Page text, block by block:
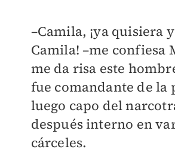
–Camila, ¡ya quisiera
Camila! –me confiesa
me da risa este
fue comandante de la
luego capo del
después interno en
cárceles.